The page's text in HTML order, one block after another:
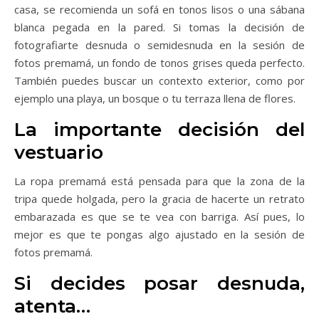
casa, se recomienda un sofá en tonos lisos o una sábana
blanca pegada en la pared. Si tomas la decisión de
fotografiarte desnuda o semidesnuda en la sesión de
fotos premamá, un fondo de tonos grises queda perfecto.
También puedes buscar un contexto exterior, como por
ejemplo una playa, un bosque o tu terraza llena de flores.
La importante decisión del
vestuario
La ropa premamá está pensada para que la zona de la
tripa quede holgada, pero la gracia de hacerte un retrato
embarazada es que se te vea con barriga. Así pues, lo
mejor es que te pongas algo ajustado en la sesión de
fotos premamá.
Si decides posar desnuda,
atenta…